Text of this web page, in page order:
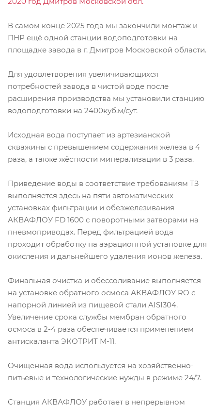
В самом конце 2025 года мы закончили монтаж и
ПНР ещё одной станции водоподготовки на
площадке завода в г. Дмитров Московской области.
Для удовлетворения увеличивающихся
потребностей завода в чистой воде после
расширения производства мы установили станцию
водоподготовки на 2400куб.м/сут.
Исходная вода поступает из артезианской
скважины с превышением содержания железа в 4
раза, а также жёсткости минерализации в 3 раза.
Приведение воды в соответствие требованиям ТЗ
выполняется здесь на пяти автоматических
установках фильтрации и обезжелезивания
АКВАФЛОУ FD 1600 с поворотными затворами на
пневмоприводах. Перед фильтрацией вода
проходит обработку на аэрационной установке для
окисления и дальнейшего удаления ионов железа.
Финальная очистка и обессоливание выполняется
на установке обратного осмоса АКВАФЛОУ RO с
напорной линией из пищевой стали AISI304.
Увеличение срока службы мембран обратного
осмоса в 2-4 раза обеспечивается применением
антискаланта ЭКОТРИТ М-11.
Очищенная вода используется на хозяйственно-
питьевые и технологические нужды в режиме 24/7.
Станция АКВАФЛОУ работает в непрерывном